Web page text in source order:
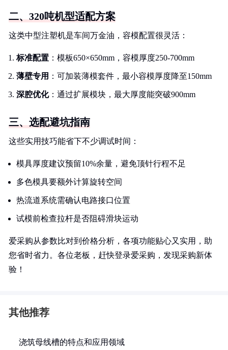
二、320吨机型适配方案
这类中型注塑机是车间万金油，容模配置很灵活：
标准配置 ：模板650×650mm，容模厚度250-700mm
薄壁专用 ：可加装薄模套件，最小容模厚度降至150mm
深腔优化：通过扩展模块，最大厚度能突破900mm
三、选配避坑指南
这些实用技巧能省下不少调试时间：
模具厚度建议预留10%余量，避免顶针行程不足
多色模具要额外计算旋转空间
热流道系统需确认电路接口位置
试模前检查拉杆是否阻碍滑块运动
爱采购从参数比对到价格分析，各项功能贴心又实用，助
您省时省力。各位老板，赶快登录爱采购，发现采购新体
验！
其他推荐
浇筑母线槽的特点和应用领域